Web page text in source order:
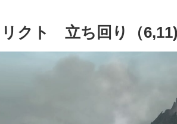
クト 立ち回り（6,11)